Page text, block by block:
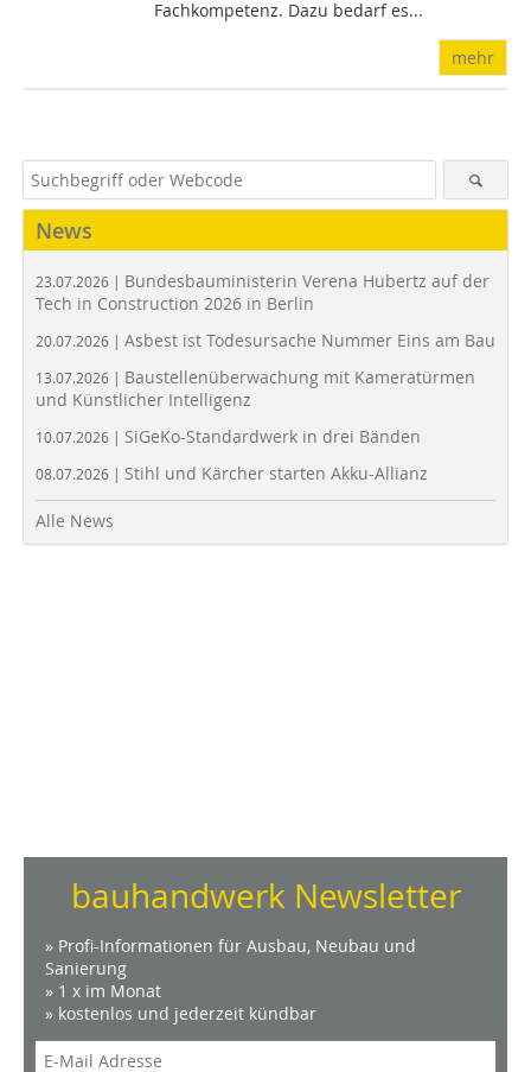
Fachkompetenz. Dazu bedarf es...
mehr
News
23.07.2026 | Bundesbauministerin Verena Hubertz auf der
Tech in Construction 2026 in Berlin
20.07.2026 | Asbest ist Todesursache Nummer Eins am Bau
13.07.2026 | Baustellenüberwachung mit Kameratürmen
und Künstlicher Intelligenz
10.07.2026 | SiGeKo-Standardwerk in drei Bänden
08.07.2026 | Stihl und Kärcher starten Akku-Allianz
Alle News
bauhandwerk Newsletter
» Profi-Informationen für Ausbau, Neubau und
Sanierung
» 1 x im Monat
» kostenlos und jederzeit kündbar